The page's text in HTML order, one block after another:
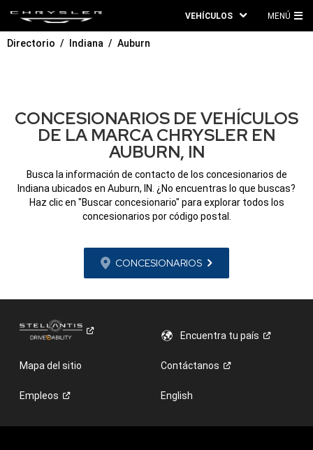
VEHÍCULOS MENÚ
Directorio Indiana Auburn
CONCESIONARIOS DE VEHÍCULOS
DE LA MARCA CHRYSLER EN
AUBURN, IN
Busca la información de contacto de los concesionarios de
Indiana ubicados en Auburn, IN. ¿No encuentras lo que buscas?
Haz clic en "Buscar concesionario" para explorar todos los
concesionarios por código postal.
CONCESIONARIOS
Encuentra tupaís
Mapa del sitio Contáctanos
Empleos English